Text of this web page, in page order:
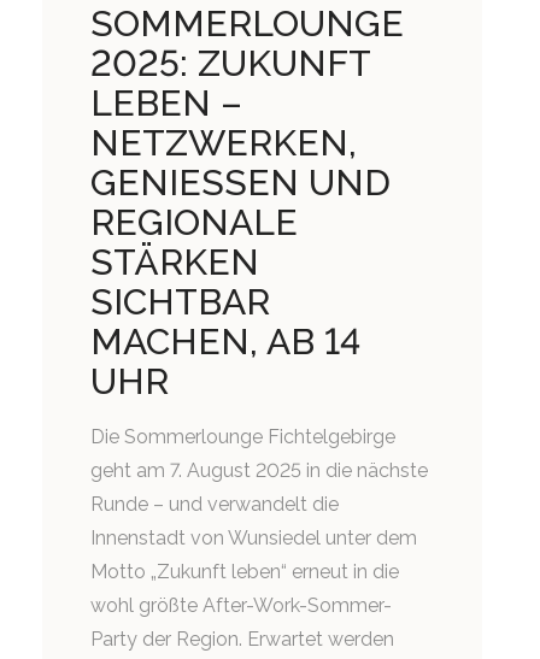
SOMMERLOUNGE
2025: ZUKUNFT
LEBEN –
NETZWERKEN,
GENIESSEN UND
REGIONALE
STÄRKEN
SICHTBAR
MACHEN, AB 14
UHR
Die Sommerlounge Fichtelgebirge
geht am 7. August 2025 in die nächste
Runde – und verwandelt die
Innenstadt von Wunsiedel unter dem
Motto „Zukunft leben“ erneut in die
wohl größte After-Work-Sommer-
Party der Region. Erwartet werden